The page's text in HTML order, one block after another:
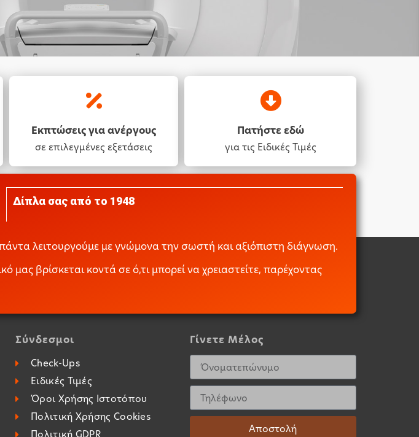
Εκπτώσεις για ανέργους
σε επιλεγμένες εξετάσεις
Πατήστε εδώ
για τις Ειδικές Τιμές
Δίπλα σας από το 1948
λειτουργούμε με γνώμονα την σωστή και αξιόπιστη διάγνωση.
βρίσκεται κοντά σε ό,τι μπορεί να χρειαστείτε, παρέχοντας
Σύνδεσμοι
Check-Ups
Ειδικές Τιμές
Όροι Χρήσης Ιστοτόπου
Πολιτική Χρήσης Cookies
Πολιτική GDPR
Γίνετε Μέλος
Αποστολή